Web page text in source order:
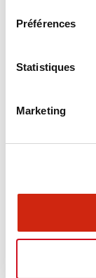
Préférences
Statistiques
Marketing
EU2B